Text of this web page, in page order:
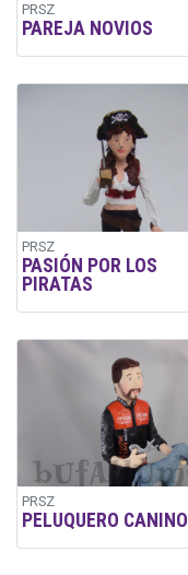
PRSZ
PAREJA NOVIOS
PRSZ
PASIÓN POR LOS
PIRATAS
PRSZ
PELUQUERO CANINO